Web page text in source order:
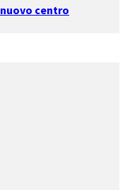
centro